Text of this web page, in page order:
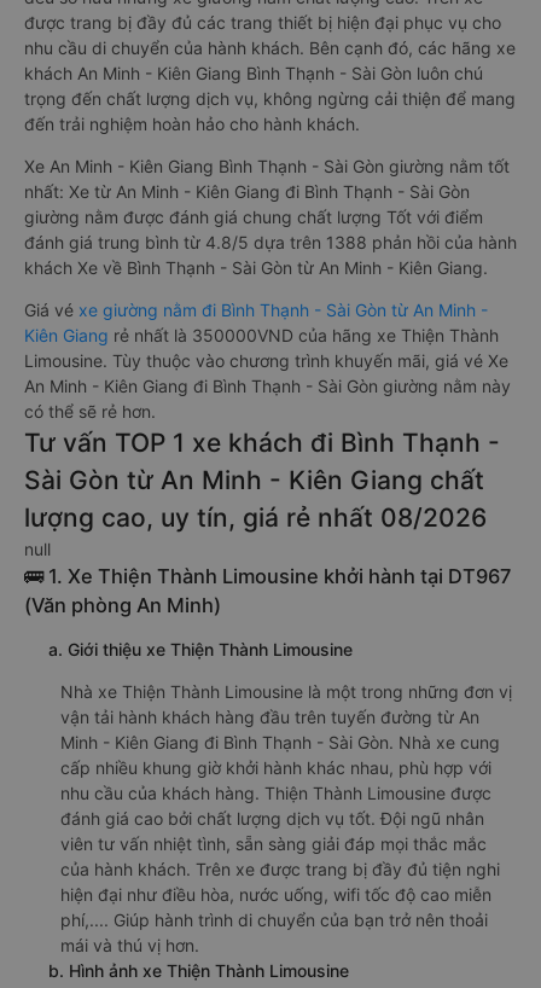
được trang bị đầy đủ các trang thiết bị hiện đại phục vụ cho
nhu cầu di chuyển của hành khách. Bên cạnh đó, các hãng xe
khách An Minh - Kiên Giang Bình Thạnh - Sài Gòn luôn chú
trọng đến chất lượng dịch vụ, không ngừng cải thiện để mang
đến trải nghiệm hoàn hảo cho hành khách.
Xe An Minh - Kiên Giang Bình Thạnh - Sài Gòn giường nằm tốt
nhất: Xe từ An Minh - Kiên Giang đi Bình Thạnh - Sài Gòn
giường nằm được đánh giá chung chất lượng Tốt với điểm
đánh giá trung bình từ 4.8/5 dựa trên 1388 phản hồi của hành
khách Xe về Bình Thạnh - Sài Gòn từ An Minh - Kiên Giang.
Giá vé xe giường nằm đi Bình Thạnh - Sài Gòn từ An Minh -
Kiên Giang rẻ nhất là 350000VND của hãng xe Thiện Thành
Limousine. Tùy thuộc vào chương trình khuyến mãi, giá vé Xe
An Minh - Kiên Giang đi Bình Thạnh - Sài Gòn giường nằm này
có thể sẽ rẻ hơn.
Tư vấn TOP 1 xe khách đi Bình Thạnh -
Sài Gòn từ An Minh - Kiên Giang chất
lượng cao, uy tín, giá rẻ nhất 08/2026
null
🚌 1. Xe Thiện Thành Limousine khởi hành tại DT967
(Văn phòng An Minh)
a. Giới thiệu xe Thiện Thành Limousine
Nhà xe Thiện Thành Limousine là một trong những đơn vị
vận tải hành khách hàng đầu trên tuyến đường từ An
Minh - Kiên Giang đi Bình Thạnh - Sài Gòn. Nhà xe cung
cấp nhiều khung giờ khởi hành khác nhau, phù hợp với
nhu cầu của khách hàng. Thiện Thành Limousine được
đánh giá cao bởi chất lượng dịch vụ tốt. Đội ngũ nhân
viên tư vấn nhiệt tình, sẵn sàng giải đáp mọi thắc mắc
của hành khách. Trên xe được trang bị đầy đủ tiện nghi
hiện đại như điều hòa, nước uống, wifi tốc độ cao miễn
phí,.... Giúp hành trình di chuyển của bạn trở nên thoải
mái và thú vị hơn.
b. Hình ảnh xe Thiện Thành Limousine